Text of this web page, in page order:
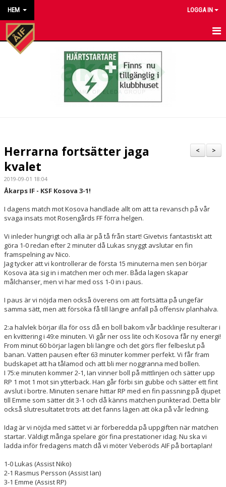
HEM LOGGA IN
HEM
KONTAKT ÅKARP IF
OM FÖRENINGEN
DOKUMENT
>
<
Herrarna fortsätter jaga
kvalet
2019-09-01 18:04
Åkarps IF - KSF Kosova 3-1!
I dagens match mot Kosova handlade allt om att ta revansch på vår
svaga insats mot Rosengårds FF förra helgen.
Vi inleder hungrigt och alla är på tå från start! Givetvis fantastiskt att
göra 1-0 redan efter 2 minuter då Lukas snyggt avslutar en fin
framspelning av Nico.
Jag tycker att vi kontrollerar de första 15 minuterna men sen börjar
Kosova äta sig in i matchen mer och mer. Båda lagen skapar
målchanser, men vi har med oss 1-0 in i paus.
I paus är vi nöjda men också överens om att fortsätta på ungefär
samma sätt, men att försöka få till längre anfall på offensiv planhalva.
2:a halvlek börjar illa för oss då en boll bakom vår backlinje resulterar i
en kvittering i 49:e minuten. Vi går ner oss lite och Kosova får ny energi!
From minut 60 börjar lagen bli längre och det görs fler felbeslut på
banan. Vatten pausen efter 63 minuter kommer perfekt. Vi får fram
budskapet att ha tålamod och att bli mer noggranna med bollen.
I 75:e minuten kommer 2-1, Ian vinner boll på mittlinjen och sätter upp
RP 1 mot 1 mot sin ytterback. Han går förbi sin gubbe och sätter ett fint
avslut i bortre. Minuten senare hittar RP med en fin passning på djupet
till Emme som sätter dit 3-1 och då känns matchen punkterad. Detta blir
också slutresultatet trots att det fanns lägen att öka på vår ledning.
Idag är vi nöjda med sättet vi är förberedda på uppgiften när matchen
startar. Väldigt många spelare gör fina prestationer idag. Nu ska vi
ladda inför fredagens match då vi möter Veberöds AIF på bortaplan!
1-0 Lukas (Assist Niko)
2-1 Rasmus Persson (Assist Ian)
3-1 Emme (Assist RP)